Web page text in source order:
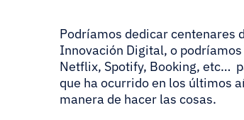
Podríamos dedicar centenares
Innovación Digital, o
Netflix, Spotify, Booking, etc…
que ha ocurrido en los últimos
manera de hacer las cosas.